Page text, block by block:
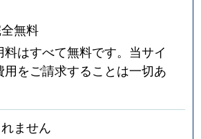
無料
はすべて無料です。当サイ
用をご請求することは一切あ
ません